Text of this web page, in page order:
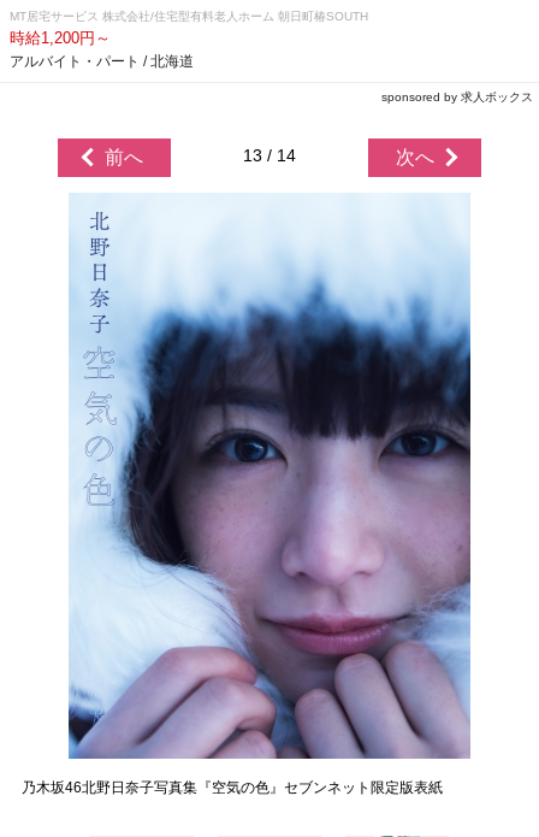
MT居宅サービス 株式会社/住宅型有料老人ホーム 朝日町椿SOUTH
時給1,200円～
アルバイト・パート / 北海道
sponsored by 求人ボックス
前へ 13 / 14 次へ
乃木坂46北野日奈子写真集『空気の色』セブンネット限定版表紙